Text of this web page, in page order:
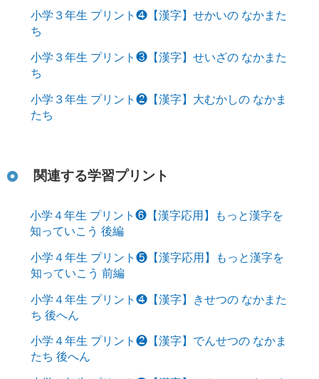
小学３年生 プリント❹【漢字】せかいの なかまた
ち
小学３年生 プリント❸【漢字】せいざの なかまた
ち
小学３年生 プリント❷【漢字】大むかしの なかま
たち
関連する学習プリント
小学４年生 プリント❻【漢字応用】もっと漢字を
知っていこう 後編
小学４年生 プリント❺【漢字応用】もっと漢字を
知っていこう 前編
小学４年生 プリント❹【漢字】きせつの なかまた
ち 後へん
小学４年生 プリント❷【漢字】でんせつの なかま
たち 後へん